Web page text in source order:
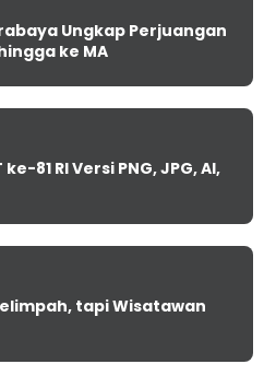
Ungkap Perjuangan
ke MA
81 RI Versi PNG, JPG, AI,
tapi Wisatawan